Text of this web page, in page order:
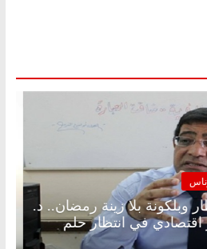
وبلكونة بلا زينة رمضان.. د.
اقتصادي في انتظار حلم